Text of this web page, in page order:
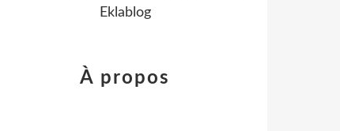
Eklablog
À propos